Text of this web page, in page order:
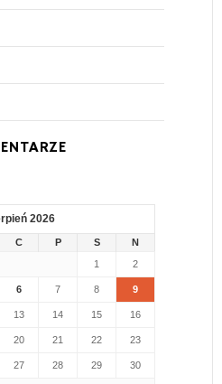
2026
C P S
N
1
2
6 7 8 9
13 14 15 16
20 21 22 23
27 28 29 30